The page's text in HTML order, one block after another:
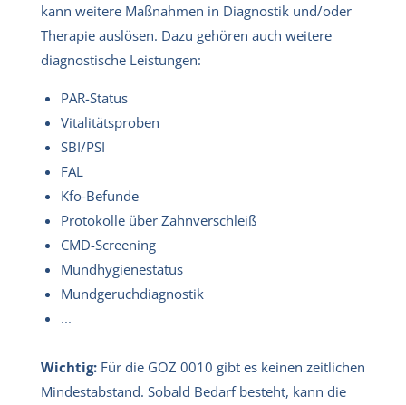
kann weitere Maßnahmen in Diagnostik und/oder
Therapie auslösen. Dazu gehören auch weitere
diagnostische Leistungen:
PAR-Status
Vitalitätsproben
SBI/PSI
FAL
Kfo-Befunde
Protokolle über Zahnverschleiß
CMD-Screening
Mundhygienestatus
Mundgeruchdiagnostik
...
Wichtig: Für die GOZ 0010 gibt es keinen zeitlichen
Mindestabstand. Sobald Bedarf besteht, kann die